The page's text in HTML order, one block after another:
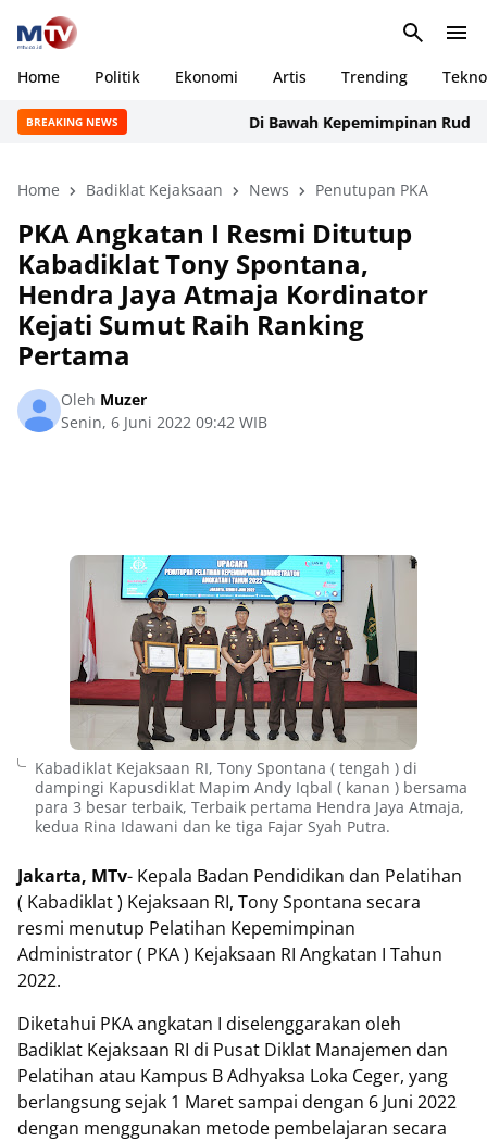
Home Politik Ekonomi Artis Trending Tekno
BREAKING NEWS Di Bawah Kepemimpinan Rudi
Home Badiklat Kejaksaan News Penutupan PKA
PKA Angkatan I Resmi Ditutup
Kabadiklat Tony Spontana,
Hendra Jaya Atmaja Kordinator
Kejati Sumut Raih Ranking
Pertama
Oleh Muzer
Senin, 6 Juni 2022 09:42 WIB
Kabadiklat Kejaksaan RI, Tony Spontana ( tengah ) di
dampingi Kapusdiklat Mapim Andy Iqbal ( kanan ) bersama
para 3 besar terbaik, Terbaik pertama Hendra Jaya Atmaja,
kedua Rina Idawani dan ke tiga Fajar Syah Putra.
Jakarta, MTv- Kepala Badan Pendidikan dan Pelatihan
( Kabadiklat ) Kejaksaan RI, Tony Spontana secara
resmi menutup Pelatihan Kepemimpinan
Administrator ( PKA ) Kejaksaan RI Angkatan I Tahun
2022.
Diketahui PKA angkatan I diselenggarakan oleh
Badiklat Kejaksaan RI di Pusat Diklat Manajemen dan
Pelatihan atau Kampus B Adhyaksa Loka Ceger, yang
berlangsung sejak 1 Maret sampai dengan 6 Juni 2022
dengan menggunakan metode pembelajaran secara